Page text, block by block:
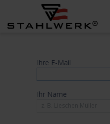
Zum Inhalt springen
Ihre E-Mail
Ihr Name